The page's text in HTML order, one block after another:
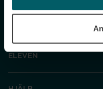
cookies. Du kan
ELEVEN